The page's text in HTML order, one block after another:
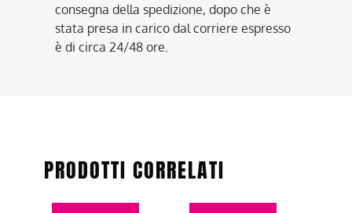
consegna della spedizione, dopo che è
stata presa in carico dal corriere espresso
è di circa 24/48 ore.
PRODOTTI CORRELATI
Questo
Questo